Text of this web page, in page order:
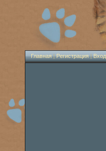
Главная|Регистрация|Вход